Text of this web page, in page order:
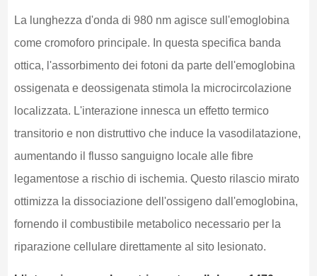
La lunghezza d'onda di 980 nm agisce sull'emoglobina
come cromoforo principale. In questa specifica banda
ottica, l'assorbimento dei fotoni da parte dell'emoglobina
ossigenata e deossigenata stimola la microcircolazione
localizzata. L'interazione innesca un effetto termico
transitorio e non distruttivo che induce la vasodilatazione,
aumentando il flusso sanguigno locale alle fibre
legamentose a rischio di ischemia. Questo rilascio mirato
ottimizza la dissociazione dell'ossigeno dall'emoglobina,
fornendo il combustibile metabolico necessario per la
riparazione cellulare direttamente al sito lesionato.